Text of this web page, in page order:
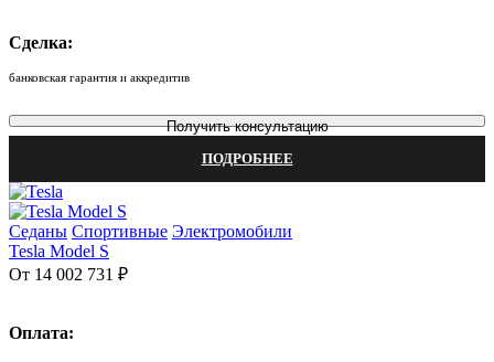
Сделка:
банковская гарантия и аккредитив
Получить консультацию
ПОДРОБНЕЕ
Седаны Спортивные Электромобили
Tesla Model S
От 14 002 731 ₽
Оплата: